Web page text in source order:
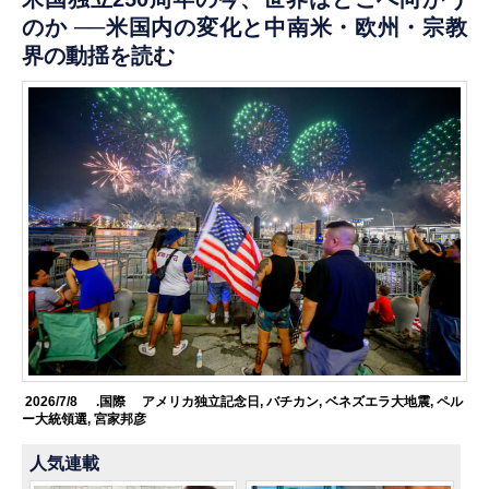
のか ──米国内の変化と中南米・欧州・宗教
界の動揺を読む
2026/7/8 .国際 アメリカ独立記念日, バチカン, ベネズエラ大地震, ペル
ー大統領選,宮家邦彦
人気連載